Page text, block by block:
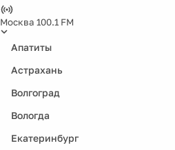
Москва 100.1 FM
Апатиты
Астрахань
Волгоград
Вологда
Екатеринбург